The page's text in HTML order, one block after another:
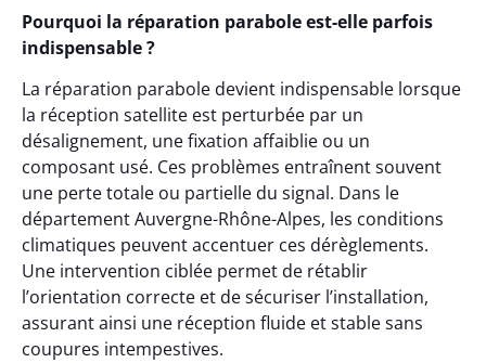
Pourquoi la réparation parabole est-elle parfois
indispensable ?
La réparation parabole devient indispensable lorsque
la réception satellite est perturbée par un
désalignement, une fixation affaiblie ou un
composant usé. Ces problèmes entraînent souvent
une perte totale ou partielle du signal. Dans le
département Auvergne-Rhône-Alpes, les conditions
climatiques peuvent accentuer ces dérèglements.
Une intervention ciblée permet de rétablir
l’orientation correcte et de sécuriser l’installation,
assurant ainsi une réception fluide et stable sans
coupures intempestives.